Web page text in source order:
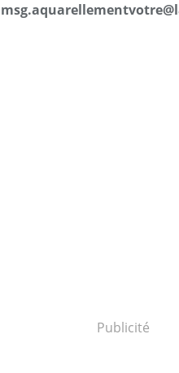
Publicité